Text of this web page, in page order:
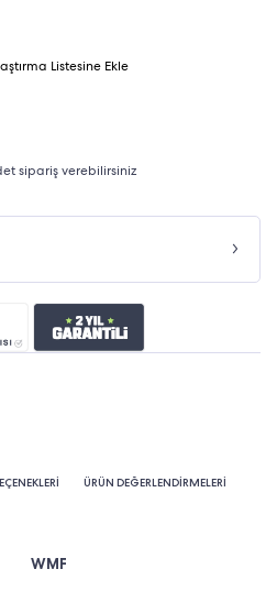
Listesine Ekle
sipariş verebilirsiniz
ÜRÜN DEĞERLENDİRMELERİ
WMF